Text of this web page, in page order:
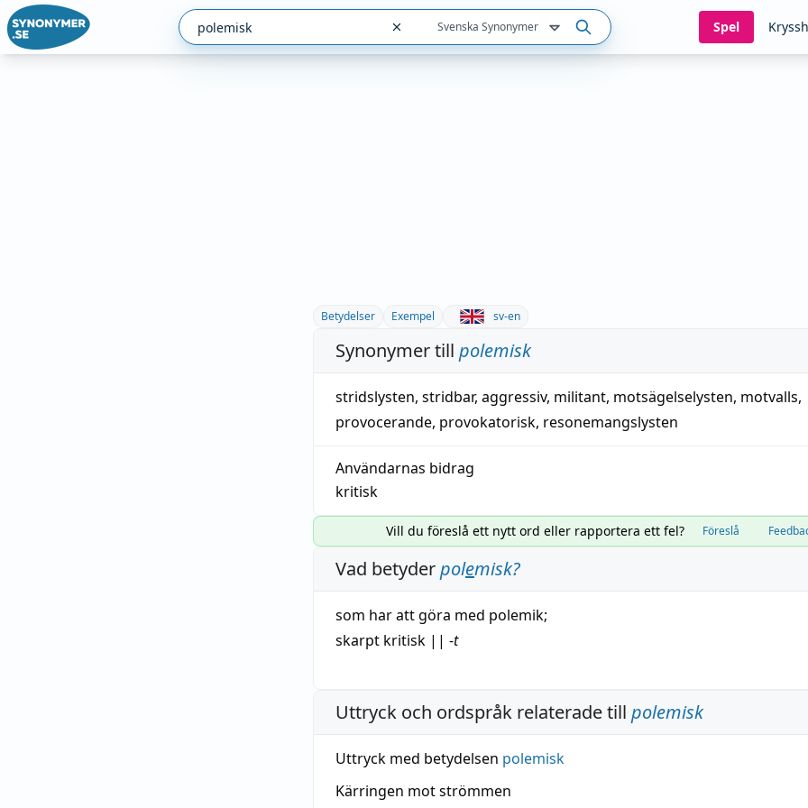
Svenska Synonymer Spel
Betydelser Exempel sv-en
Synonymer till polemisk
stridslysten, stridbar, aggressiv, militant, motsägelselysten, motvalls,
provocerande, provokatorisk, resonemangslysten
Användarnas bidrag
kritisk
Vill du föreslå ett nytt ord eller rapportera ett fel? Föreslå
Vad betyderpolemisk?
som har att göra med polemik;
skarpt kritisk || -t
Uttryck och ordspråk relaterade till polemisk
Uttryck med betydelsen polemisk
Kärringen mot strömmen